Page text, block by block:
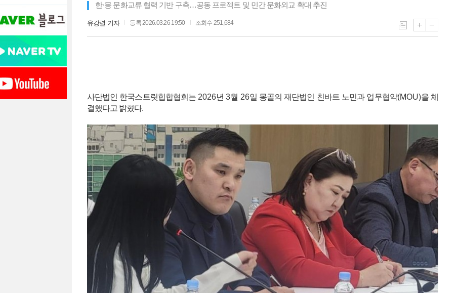
한·몽 문화교류 협력 기반 구축…공동 프로젝트 및 민간 문화외교 확대 추진
유강렬 기자 등록 2026.03.26 19:50 조회수 251,684
사단법인 한국스트릿힙합협회는 2026년3월 26일 몽골의 재단법인 친바트 노민과 업무협약(MOU)을 체
결했다고 밝혔다.